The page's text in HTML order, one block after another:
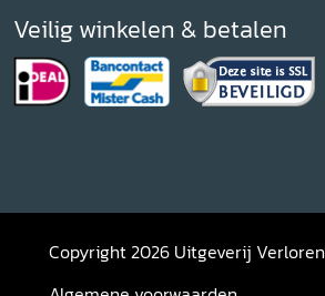
Veilig winkelen & betalen
Copyright 2026 Uitgeverij Verloren